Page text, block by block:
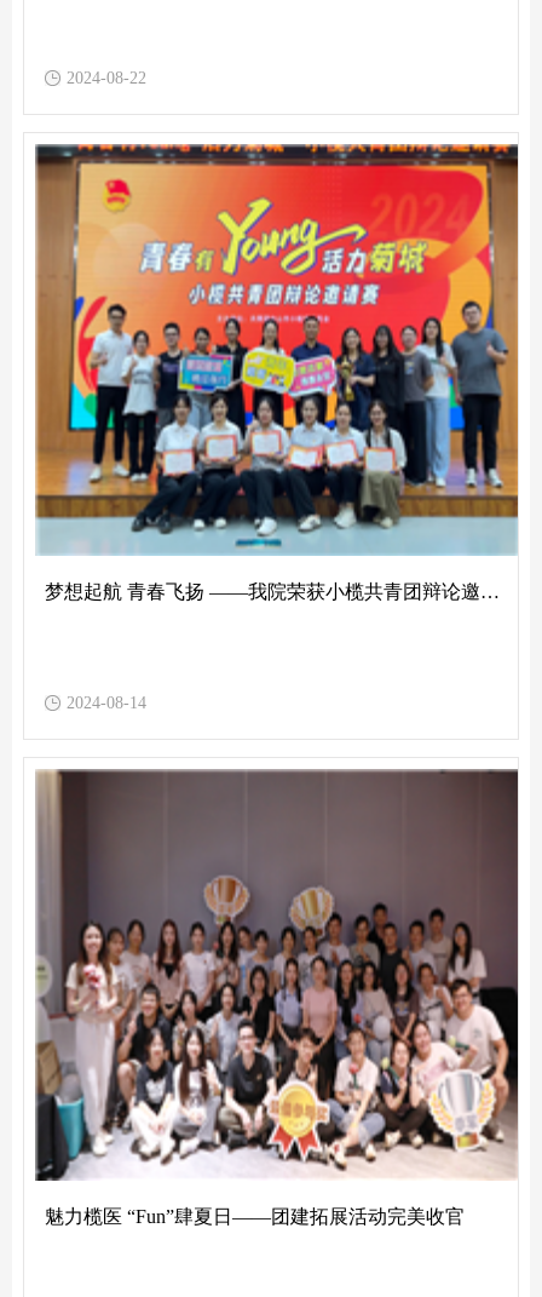
2024-08-22
梦想起航 青春飞扬 ——我院荣获小榄共青团辩论邀请赛季军
2024-08-14
魅力榄医 “Fun”肆夏日——团建拓展活动完美收官